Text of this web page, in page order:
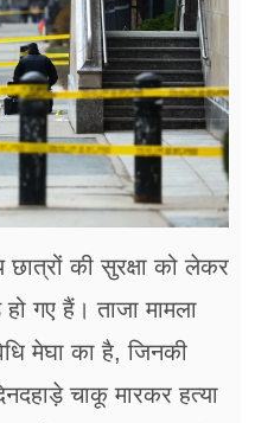
छात्रों की सुरक्षा को लेकर
गए हैं। ताजा मामला
मेघा का है, जिनकी
चाकू मारकर हत्या